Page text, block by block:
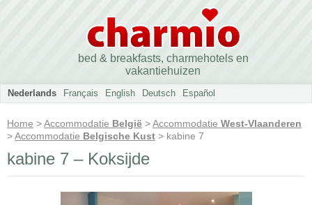
bed & breakfasts, charmehotels en
vakantiehuizen
Nederlands Français English Deutsch Español
Home >Accommodatie België >Accommodatie West-Vlaanderen
>Accommodatie Belgische Kust > kabine 7
kabine 7 – Koksijde